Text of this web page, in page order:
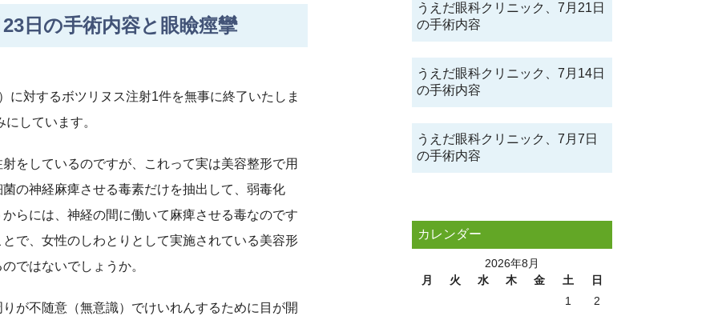
うえだ眼科クリニック、7月21日
の手術内容
うえだ眼科クリニック、7月14日
の手術内容
うえだ眼科クリニック、7月7日
の手術内容
カレンダー
2026年8月
月
火 水 木 金 土
日
1
2
日の手術内容と眼瞼痙攣
に対するボツリヌス注射1件を無事に終了いたしま
しています。
をしているのですが、これって実は美容整形で用
の神経麻痺させる毒素だけを抽出して、弱毒化
らには、神経の間に働いて麻痺させる毒なのです
で、女性のしわとりとして実施されている美容形
ではないでしょうか。
が不随意（無意識）でけいれんするために目が開